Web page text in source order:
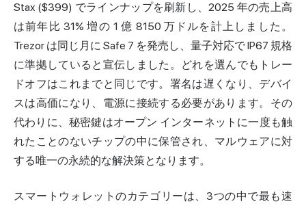
Stax ($399) でラインナップを刷新し、2025 年の売上高
は前年比 31% 増の 1 億 8150 万ドルを計上しました。
Trezor は同じ月に Safe 7 を発売し、量子対応で IP67 規格
に準拠していると宣伝しました。どれを選んでもトレー
ドオフはこれまでと同じです。署名は遅くなり、デバイ
スは高価になり、電源に接続する必要があります。その
代わりに、秘密鍵はオープン インターネットに一度も触
れたことのないチップの中に保管され、マルウェアに対
する唯一の永続的な解決策となります。
スマートウォレットのカテゴリーは、3つの中で最も速